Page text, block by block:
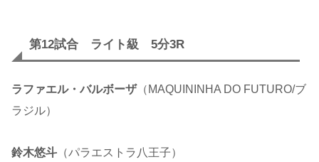
第12試合 ライト級 5分3R
ラファエル・バルボーザ（MAQUININHA DO FUTURO/ブ
ラジル）
鈴木悠斗 （パラエストラ八王子）